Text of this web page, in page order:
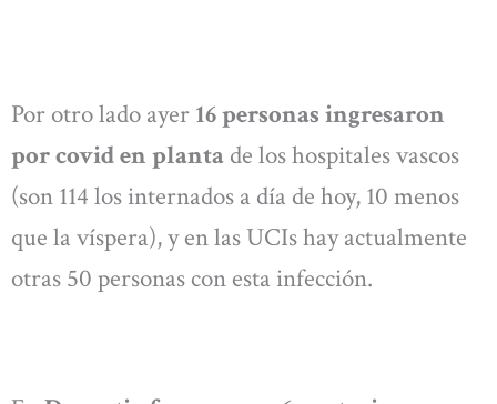
Por otro lado ayer 16 personas ingresaron
por covid en planta de los hospitales vascos
(son 114 los internados a día de hoy, 10 menos
que la víspera), y en las UCIs hay actualmente
otras 50 personas con esta infección.